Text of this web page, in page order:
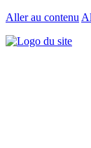
Aller au contenu